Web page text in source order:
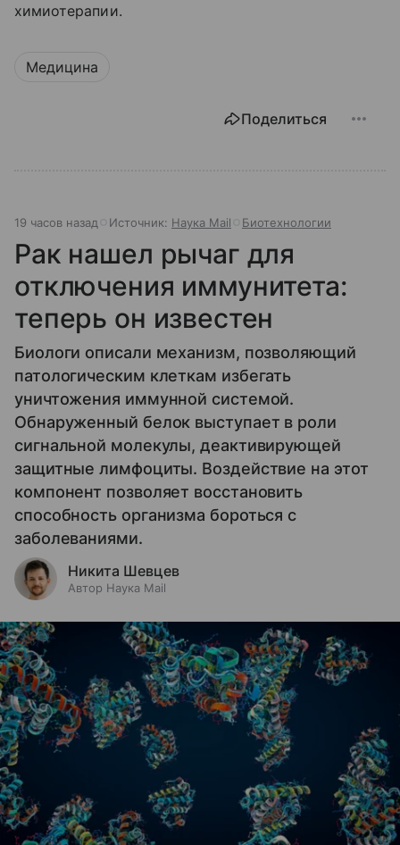
химиотерапии.
Медицина
Поделиться
19 часов назад Источник: Наука Mail Биотехнологии
Рак нашел рычаг для
отключения иммунитета:
теперь он известен
Биологи описали механизм, позволяющий
патологическим клеткам избегать
уничтожения иммунной системой.
Обнаруженный белок выступает в роли
сигнальной молекулы, деактивирующей
защитные лимфоциты. Воздействие на этот
компонент позволяет восстановить
способность организма бороться с
заболеваниями.
Никита Шевцев
Автор Наука Mail